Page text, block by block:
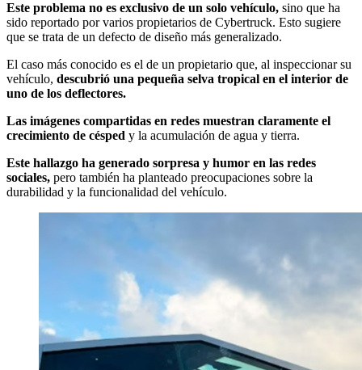
Este problema no es exclusivo de un solo vehículo, sino que ha
sido reportado por varios propietarios de Cybertruck. Esto sugiere
que se trata de un defecto de diseño más generalizado.
El caso más conocido es el de un propietario que, al inspeccionar su
vehículo, descubrió una pequeña selva tropical en el interior de
uno de los deflectores.
Las imágenes compartidas en redes muestran claramente el
crecimiento de césped y la acumulación de agua y tierra.
Este hallazgo ha generado sorpresa y humor en las redes
sociales, pero también ha planteado preocupaciones sobre la
durabilidad y la funcionalidad del vehículo.